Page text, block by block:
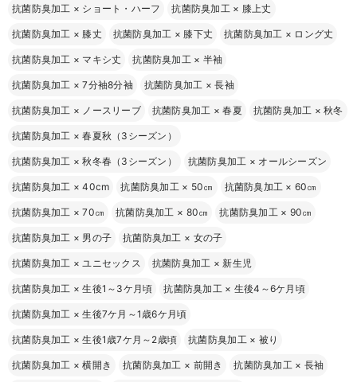
抗菌防臭加工 × ショート・ハーフ 抗菌防臭加工 × 膝上丈
抗菌防臭加工 × 膝丈 抗菌防臭加工 × 膝下丈 抗菌防臭加工 × ロング丈
抗菌防臭加工 × マキシ丈 抗菌防臭加工 × 半袖
抗菌防臭加工 ×7分袖8分袖 抗菌防臭加工 ×長袖
抗菌防臭加工 × ノースリーブ 抗菌防臭加工 ×春夏 抗菌防臭加工 ×秋冬
抗菌防臭加工 ×春夏秋（3シーズン）
抗菌防臭加工 ×秋冬春（3シーズン） 抗菌防臭加工 × オールシーズン
抗菌防臭加工 ×40cm 抗菌防臭加工 × 50㎝ 抗菌防臭加工 × 60㎝
抗菌防臭加工 ×70㎝ 抗菌防臭加工 × 80㎝ 抗菌防臭加工 × 90㎝
抗菌防臭加工 × 男の子 抗菌防臭加工 × 女の子
抗菌防臭加工 ×ユニセックス 抗菌防臭加工 ×新生児
抗菌防臭加工 ×生後1～3ケ月頃 抗菌防臭加工 × 生後4～6ケ月頃
抗菌防臭加工 ×生後7ケ月～1歳6ケ月頃
抗菌防臭加工 ×生後1歳7ケ月～2歳頃 抗菌防臭加工 × 被り
抗菌防臭加工 ×横開き 抗菌防臭加工 × 前開き 抗菌防臭加工 × 長袖